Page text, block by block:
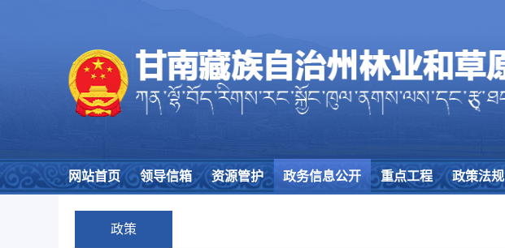
网站首页 领导信箱 资源管护 政务信息公开 重点工程 政策法规
政策